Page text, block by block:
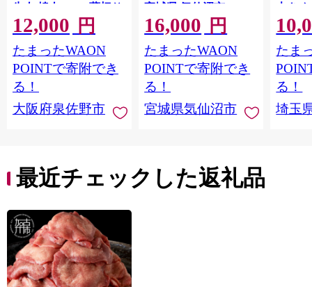
牛肉 焼肉 BBQ 薄切り
ぎゅうたん スライス
訳あり サイズ不揃
い】 G4721
12,000 円
たまったWAON
POINTで寄附でき
る！
大阪府泉佐野市
宮城県 気仙沼市
20564660] 肉 牛肉 精肉
牛たん 牛タン塩 牛た
ん塩 冷凍 焼肉 BBQ ア
ウトドア バーベキュ
ー 厚切り タン
16,000 円
たまったWAON
POINTで寄附でき
る！
宮城県気仙沼市
大き
保存
淡路島
ポーク
き肉
ず 惣
まみ
んのお
たま
る！
埼玉
最近チェックした返礼品